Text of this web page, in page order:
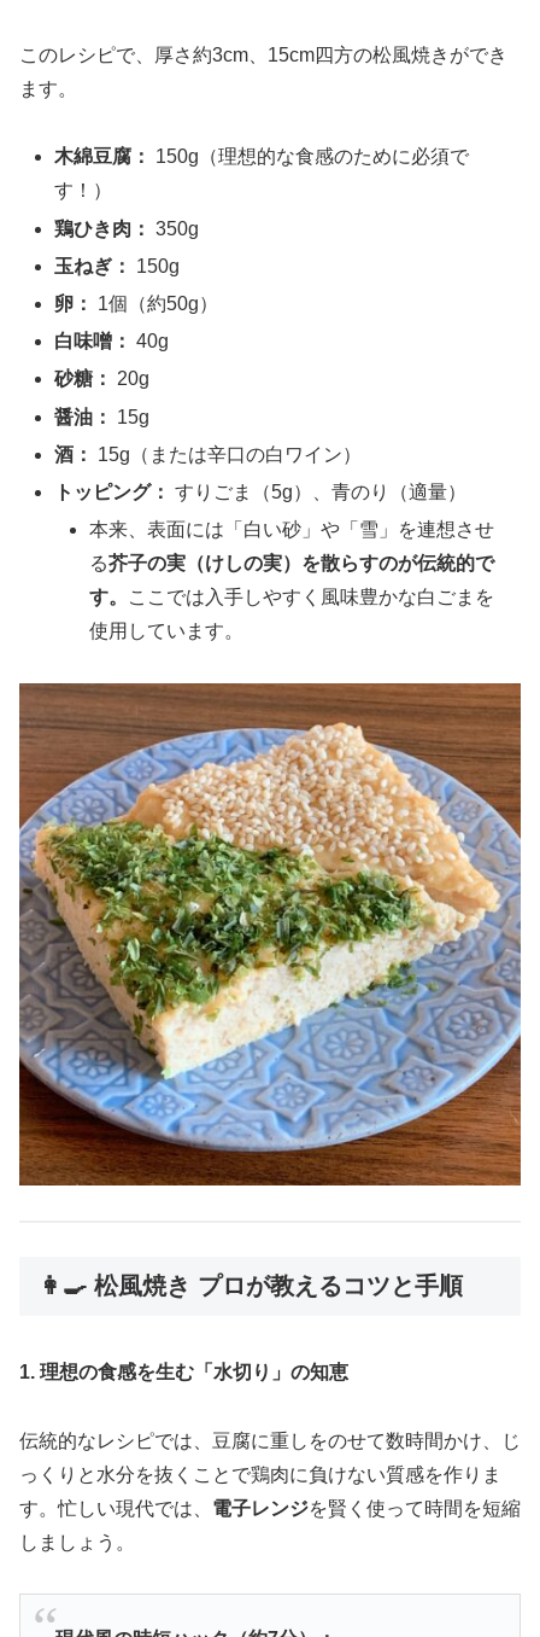
このレシピで、厚さ約3cm、15cm四方の松風焼きができ
ます。
木綿豆腐：
150g（理想的な食感のために必須で
す！）
鶏ひき肉： 350g
玉ねぎ：
150g
卵：
1個（約50g）
白味噌： 40g
砂糖：
20g
醤油：
15g
酒：
15g（または辛口の白ワイン）
トッピング： すりごま（5g）、青のり（適量）
本来、表面には「白い砂」や「雪」を連想させ
る芥子の実（けしの実） を散らすのが伝統的で
す。 ここでは入手しやすく風味豊かな白ごまを
使用しています。
👩‍🍳 松風焼き プロが教えるコツと手順
1. 理想の食感を生む「水切り」の知恵
伝統的なレシピでは、豆腐に重しをのせて数時間かけ、じ
っくりと水分を抜くことで鶏肉に負けない質感を作りま
す。忙しい現代では、 電子レンジを賢く使って時間を短縮
しましょう。